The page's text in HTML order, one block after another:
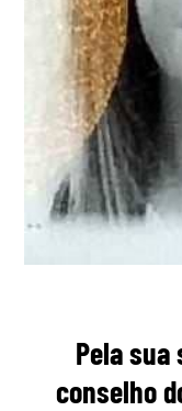
Pela sua
conselho